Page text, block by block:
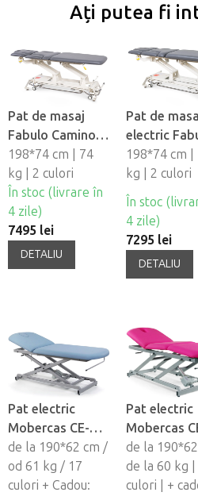
Ați putea fi
Pat de masaj
Fabulo Camino
Infinity XF3
198*74 cm | 74
kg | 2 culori
În stoc (livrare în
4 zile)
7495 lei
DETALIU
Pat de
electric
Camino
XF2
198*74 cm |
kg | 2 culori
În stoc
4 zile)
7295 lei
DETALIU
Pat electric
Mobercas CE-
0127
de la 190*62 cm /
od 61 kg / 17
culori + Cadou:
Pat electric
Mobercas
2137-PC
de la 190*62
de la 60 kg |
culori | +